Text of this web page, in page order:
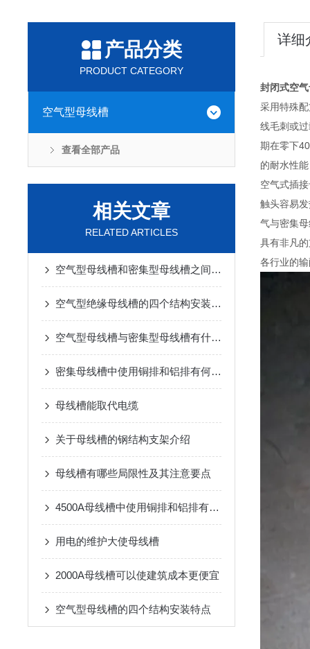
产品分类
PRODUCT CATEGORY
空气型母线槽
查看全部产品
相关文章
RELATED ARTICLES
空气型母线槽和密集型母线槽之间有什么区别
空气型绝缘母线槽的四个结构安装特点
空气型母线槽与密集型母线槽有什么区别？
密集母线槽中使用铜排和铝排有何不同
母线槽能取代电缆
关于母线槽的钢结构支架介绍
母线槽有哪些局限性及其注意要点
4500A母线槽中使用铜排和铝排有何不同
用电的维护大使母线槽
2000A母线槽可以使建筑成本更便宜
空气型母线槽的四个结构安装特点
详细
封闭式空
采用特殊
线毛刺或
期在零下
的耐水性
空气式插
触头容易
气与密集
具有非凡
各行业的